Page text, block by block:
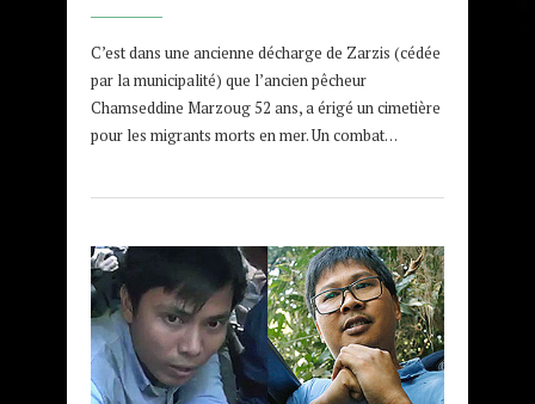
C’est dans une ancienne décharge de Zarzis (cédée
par la municipalité) que l’ancien pêcheur
Chamseddine Marzoug 52 ans, a érigé un cimetière
pour les migrants morts en mer. Un combat…